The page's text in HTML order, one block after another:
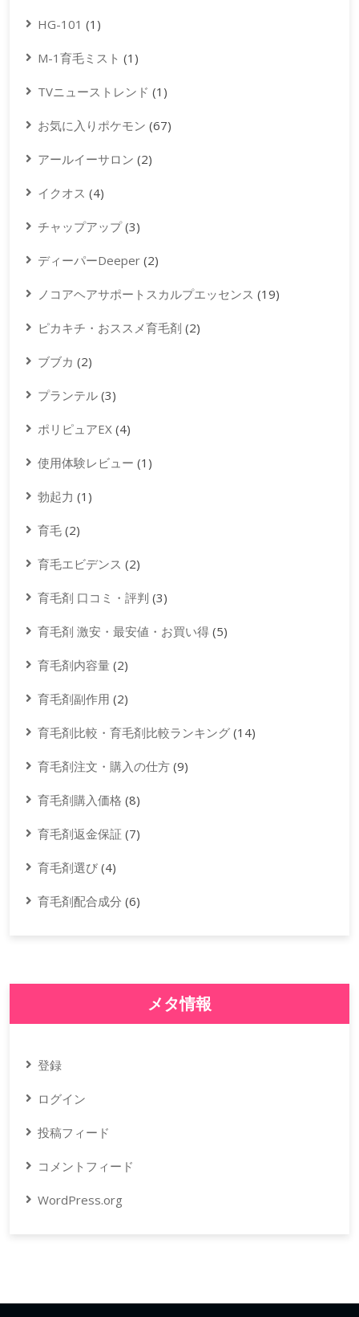
HG-101 (1)
M-1育毛ミスト (1)
TVニューストレンド (1)
お気に入りポケモン (67)
アールイーサロン (2)
イクオス (4)
チャップアップ(3)
ディーパーDeeper (2)
ノコアヘアサポートスカルプエッセンス (19)
ピカキチ・おススメ育毛剤 (2)
ブブカ (2)
プランテル (3)
ポリピュアEX (4)
使用体験レビュー (1)
勃起力 (1)
育毛 (2)
育毛エビデンス (2)
育毛剤 口コミ・評判 (3)
育毛剤 激安・最安値・お買い得 (5)
育毛剤内容量 (2)
育毛剤副作用 (2)
育毛剤比較・育毛剤比較ランキング (14)
育毛剤注文・購入の仕方 (9)
育毛剤購入価格 (8)
育毛剤返金保証 (7)
育毛剤選び (4)
育毛剤配合成分 (6)
メタ情報
登録
ログイン
投稿フィード
コメントフィード
WordPress.org